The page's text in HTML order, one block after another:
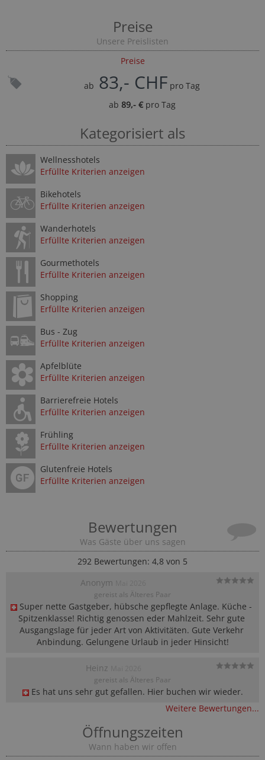
Preise
Unsere Preislisten
Preise
ab 83,- CHF pro Tag
ab 89,- €pro Tag
Kategorisiert als
Wellnesshotels
Erfüllte Kriterien anzeigen
Bikehotels
Erfüllte Kriterien anzeigen
Wanderhotels
Erfüllte Kriterien anzeigen
Gourmethotels
Erfüllte Kriterien anzeigen
Shopping
Erfüllte Kriterien anzeigen
Bus - Zug
Erfüllte Kriterien anzeigen
Apfelblüte
Erfüllte Kriterien anzeigen
Barrierefreie Hotels
Erfüllte Kriterien anzeigen
Frühling
Erfüllte Kriterien anzeigen
Glutenfreie Hotels
Erfüllte Kriterien anzeigen
Bewertungen
Was Gäste über uns sagen
292 Bewertungen: 4,8 von 5
Anonym
gereist als Älteres Paar
Super nette Gastgeber, hübsche gepflegte Anlage. Küche -
Spitzenklasse! Richtig genossen eder Mahlzeit. Sehr gute
Ausgangslage für jeder Art von Aktivitäten. Gute Verkehr
Anbindung. Gelungene Urlaub in jeder Hinsicht!
Heinz
gereist als Älteres Paar
Es hat uns sehr gut gefallen. Hier buchen wir wieder.
Weitere Bewertungen...
Öffnungszeiten
Wann haben wir offen